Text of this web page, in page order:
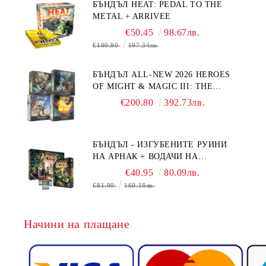
БЪНДЪЛ HEAT: PEDAL TO THE
METAL + ARRIVEE
€50.45 98.67лв.
€100.90 197.34лв.
БЪНДЪЛ ALL-NEW 2026 HEROES
OF MIGHT & MAGIC III: THE
BOARD GAME EXPANSIONS -
€200.80 392.73лв.
БЪНДЪЛ - ИЗГУБЕНИТЕ РУИНИ
НА АРНАК + ВОДАЧИ НА
ЕКСПЕДИЦИИ + ПРОМО КАРТИ
БЕЗПЛАТНО
€40.95 80.09лв.
€81.90 160.18лв.
Начини на плащане